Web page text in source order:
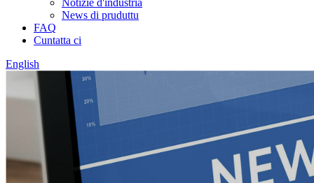
Notizie d'industria
News di pruduttu
FAQ
Cuntatta ci
English